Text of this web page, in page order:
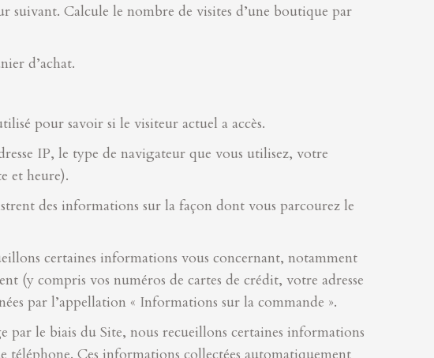
suivant. Calcule le nombre de visites d’une boutique par
d’achat.
pour savoir si le visiteur actuel a accès.
IP, le type de navigateur que vous utilisez, votre
et heure).
des informations sur la façon dont vous parcourez le
certaines informations vous concernant, notamment
(y compris vos numéros de cartes de crédit, votre adresse
par l’appellation « Informations sur la commande ».
le biais du Site, nous recueillons certaines informations